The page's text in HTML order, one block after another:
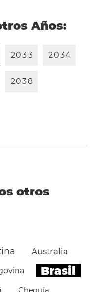
Años:
2033 2034
2038
otros
Australia
Brasil
Chequia